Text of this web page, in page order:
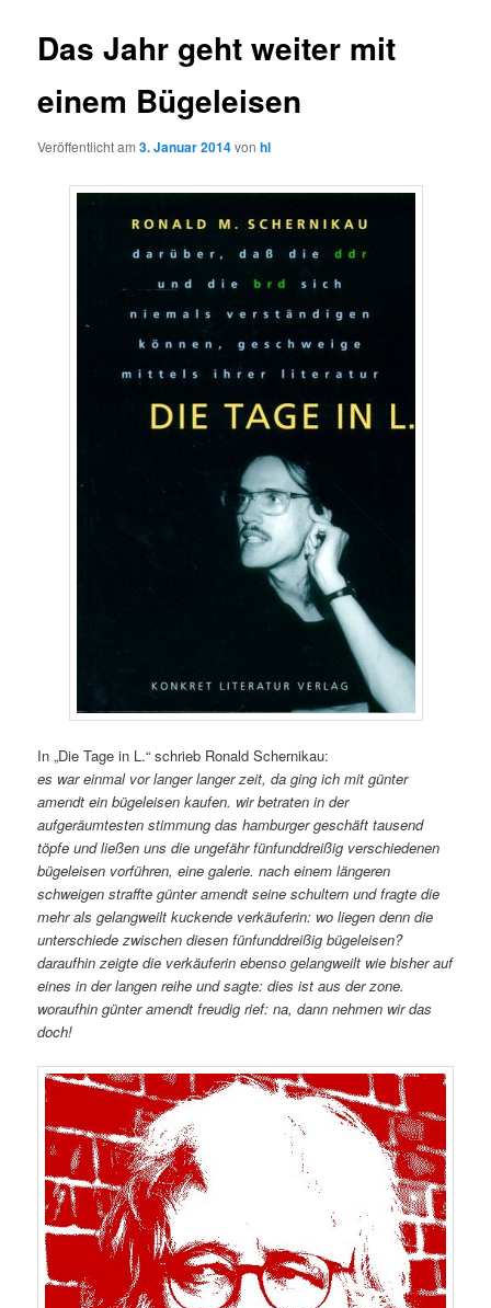
Das Jahr geht weiter mit
einem Bügeleisen
Veröffentlicht am3. Januar 2014vonhl
In „Die Tage in L.“ schrieb Ronald Schernikau:
es war einmal vor langer langer zeit, da ging ich mit günter
amendt ein bügeleisen kaufen. wir betraten in der
aufgeräumtesten stimmung das hamburger geschäft tausend
töpfe und ließen uns die ungefähr fünfunddreißig verschiedenen
bügeleisen vorführen, eine galerie. nach einem längeren
schweigen straffte günter amendt seine schultern und fragte die
mehr als gelangweilt kuckende verkäuferin: wo liegen denn die
unterschiede zwischen diesen fünfunddreißig bügeleisen?
daraufhin zeigte die verkäuferin ebenso gelangweilt wie bisher auf
eines in der langen reihe und sagte: dies ist aus der zone.
woraufhin günter amendt freudig rief: na, dann nehmen wir das
doch!